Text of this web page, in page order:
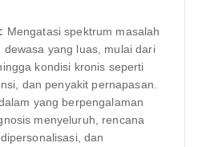
Mengatasi spektrum masalah
dewasa yang luas, mulai dari
kondisi kronis seperti
dan penyakit pernapasan.
yang berpengalaman
menyeluruh, rencana
dan